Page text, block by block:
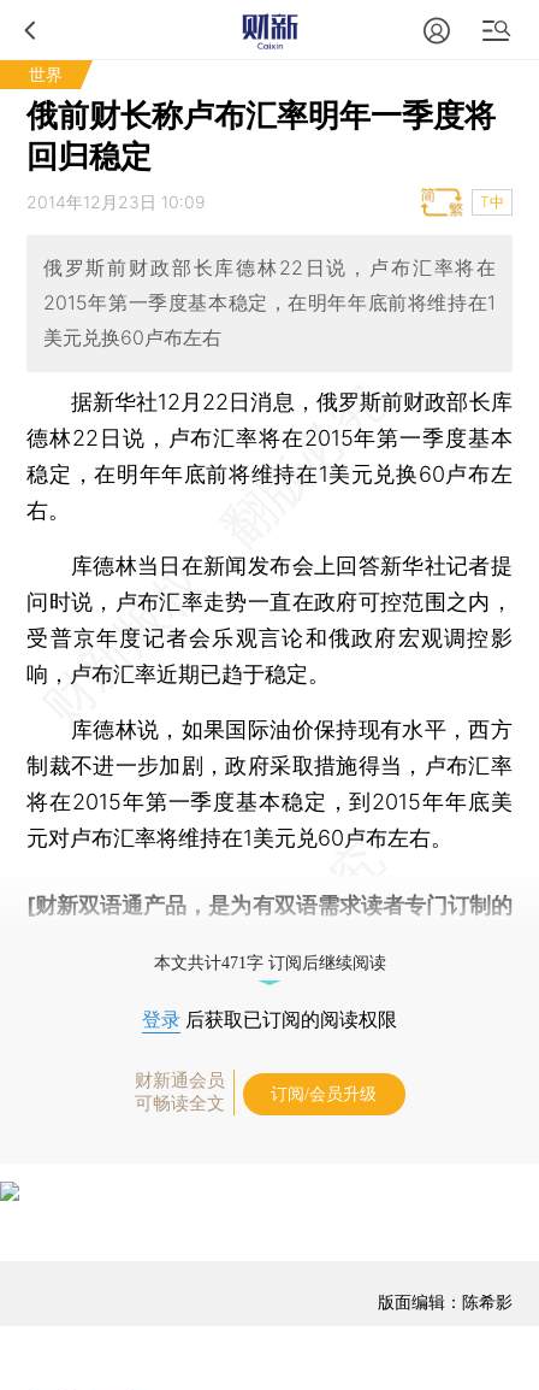
世界
俄前财长称卢布汇率明年一季度将
回归稳定
2014年12月23日 10:09 T中
俄罗斯前财政部长库德林22日说，卢布汇率将在
2015年第一季度基本稳定，在明年年底前将维持在1
美元兑换60卢布左右
据新华社12月22日消息，俄罗斯前财政部长库
德林22日说，卢布汇率将在2015年第一季度基本
稳定，在明年年底前将维持在1美元兑换60卢布左
右。
库德林当日在新闻发布会上回答新华社记者提
问时说，卢布汇率走势一直在政府可控范围之内，
受普京年度记者会乐观言论和俄政府宏观调控影
响，卢布汇率近期已趋于稳定。
库德林说，如果国际油价保持现有水平，西方
制裁不进一步加剧，政府采取措施得当，卢布汇率
将在2015年第一季度基本稳定，到2015年年底美
元对卢布汇率将维持在1美元兑60卢布左右。
[财新双语通产品，是为有双语需求读者专门订制的
本文共计471字 订阅后继续阅读
登录 后获取已订阅的阅读权限
财新通会员
可畅读全文
订阅/会员升级
版面编辑：陈希影